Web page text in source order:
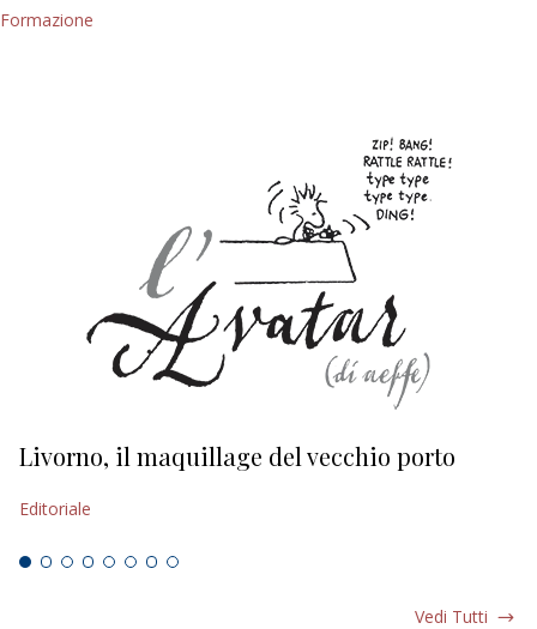
Formazione
Livorno, il maquillage del vecchio porto
Editoriale
Vedi Tutti